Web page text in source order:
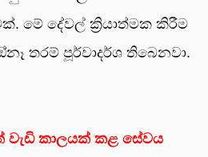
මේ දේවල් ක්‍රියාත්මක කිරීම
තරම් පූර්වාදර්ශ තිබෙනවා.
වැඩි කාලයක් කළ සේවය